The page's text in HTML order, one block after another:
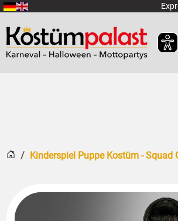
Zum Hauptinhalt springen
Startseite
Kinderspiel Puppe Kostüm - Squad